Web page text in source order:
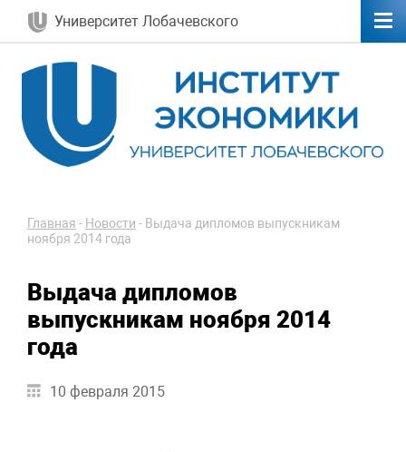
Университет Лобачевского
Главная - Новости - Выдача дипломов выпускникам
ноября 2014 года
Выдача дипломов
выпускникам ноября 2014
года
10 февраля 2015